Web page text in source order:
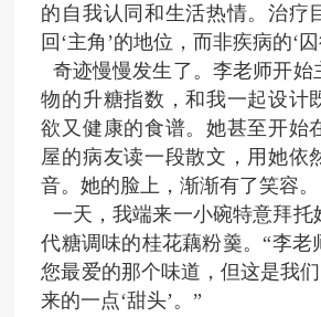
的自我认同和生活热情。治疗
回‘主角’的地位，而非疾病的‘囚
奇迹慢慢发生了。李老师开始
物的升糖指数，和我一起设计
欲又健康的食谱。她甚至开始
屋的病友读一段散文，用她依
音。她的脸上，渐渐有了笑容。
一天，我端来一小碗特意拜托
代糖调味的桂花藕粉羹。“李老
您最爱的那个味道，但这是我们
来的一点‘甜头’。”